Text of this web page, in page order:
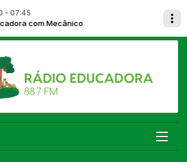
- 07:45
com Mecânico